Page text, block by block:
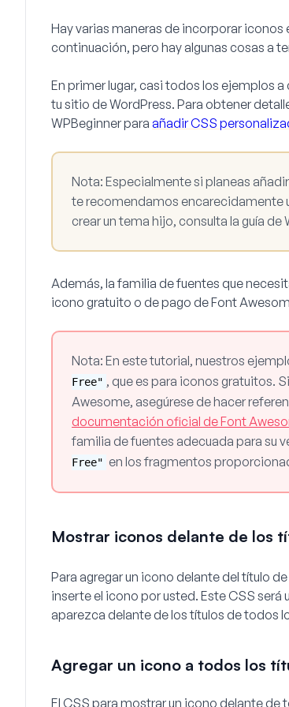
Hay varias maneras de incorporar
continuación, pero hay algunas cosas a
En primer lugar, casi todos los ejemplos
tu sitio de WordPress. Para obtener
WPBeginner para añadir CSS
Nota: Especialmente si planeas
te recomendamos encarecidamente
crear un tema hijo, consulta la guía de
Además, la familia de fuentes que
icono gratuito o de pago de Font
Nota: En este tutorial, nuestros
Free" , que es para iconos gratuitos.
Awesome, asegúrese de hacer
documentación oficial de Font
familia de fuentes adecuada para su
Free" en los fragmentos
Mostrar iconos delante de los
Para agregar un icono delante del título
inserte el icono por usted. Este CSS
aparezca delante de los títulos de todos
Agregar un icono a todos los
El CSS para mostrar un icono delante